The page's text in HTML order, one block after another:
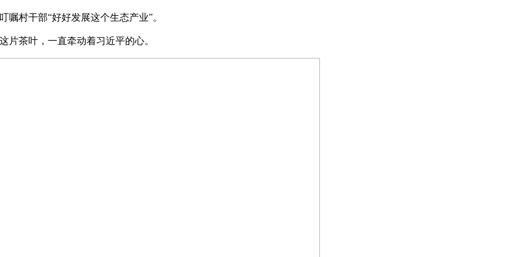
村干部“好好发展这个生态产业”。
片茶叶，一直牵动着习近平的心。